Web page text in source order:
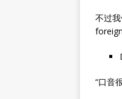
不过
“口音